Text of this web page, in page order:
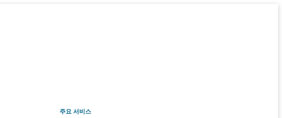
주요 서비스